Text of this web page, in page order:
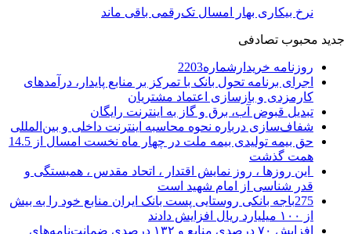
نرخ بیکاری بهار امسال تک‌رقمی باقی ماند
جدید محبوب تصادفی
روزنامه خریدارشماره2203
اجرای برنامه تحول بانک با تمرکز بر منابع پایدار، درآمدهای
کارمزدی و بازسازی اعتماد مشتریان
تبدیل قبوض آب، برق و گاز به اینترنت رایگان
شفاف‌سازی درباره نحوه محاسبه اینترنت داخلی و بین‌المللی
حق بیمه تولیدی بیمه ملت در چهار ماه نخست امسال از 14.5
همت گذشت
این روزها ، روز نمایش اقتدار ، اتحاد مقدس ، همبستگی و
قدر شناسی از امام شهید است
275باجه بانکی روستایی پست بانک ایران منابع خود را به بیش
از ۱۰۰ میلیارد ریال افزایش دادند
افزایش ۷۰ درصدی منابع و ۱۳۲ درصدی ضمانت‌نامه‌های